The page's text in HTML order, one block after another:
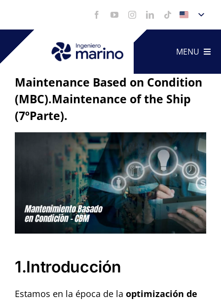
content
MENU
Services
Videos
Contact
Maintenance Based on Condition
(MBC).Maintenance of the Ship
(7ºParte).
1.Introducción
Estamos en la época de la optimización de